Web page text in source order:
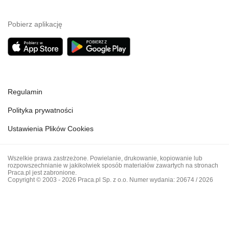
Pobierz aplikację
Regulamin
Polityka prywatności
Ustawienia Plików Cookies
Wszelkie prawa zastrzeżone. Powielanie, drukowanie, kopiowanie lub
rozpowszechnianie w jakikolwiek sposób materiałów zawartych na stronach
Praca.pl jest zabronione.
Copyright © 2003 - 2026 Praca.pl Sp. z o.o. Numer wydania: 20674 / 2026